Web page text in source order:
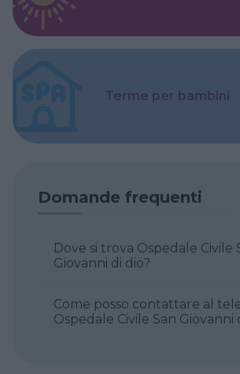
Terme per bambini
Domande frequenti
Dove si trova Ospedale Civile San
Giovanni di dio?
Come posso contattare al
Ospedale Civile San Giovanni